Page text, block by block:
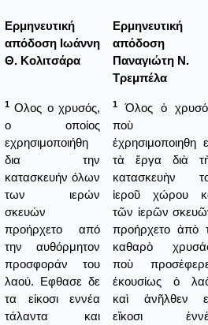
Ερμηνευτική
απόδοση Ιωάννη
Θ. Κολιτσάρα
Ερμηνευτική
απόδοση
Παναγιώτη Ν.
Τρεμπέλα
1 Ολος ο χρυσός,
ο οποίος
εχρησιμοποιήθη
δια την
κατασκευήν όλων
των ιερών
σκευών
προήρχετο από
την αυθόρμητον
προσφοράν του
λαού. Εφθασε δε
τα είκοσι εννέα
τάλαντα και
1
Όλος ὁ
ποὺ
ἐχρησιμοποιηθη
τὰ ἔργα διὰ
κατασκευὴν
ἱεροῦ χώρου
τῶν ἱερῶν
προήρχετο ἀπὸ
καθαρὸ
ποὺ
ἑκουσίως ὁ
καὶ ἀνῆλθεν
εἴκοσι